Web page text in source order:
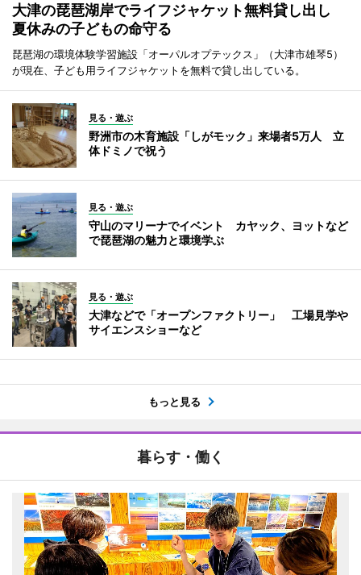
大津の琵琶湖岸でライフジャケット無料貸し出し
夏休みの子どもの命守る
琵琶湖の環境体験学習施設「オーパルオプテックス」（大津市雄琴5）
が現在、子ども用ライフジャケットを無料で貸し出している。
見る・遊ぶ
野洲市の木育施設「しがモック」来場者5万人 立
体ドミノで祝う
見る・遊ぶ
守山のマリーナでイベント カヤック、ヨットなど
で琵琶湖の魅力と環境学ぶ
見る・遊ぶ
大津などで「オープンファクトリー」 工場見学や
サイエンスショーなど
もっと見る
暮らす・働く